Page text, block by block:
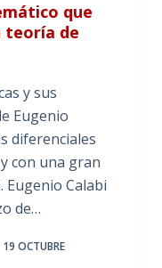
que
teoría de
y sus
Eugenio
diferenciales
con una gran
Eugenio Calabi
de…
19 OCTUBRE